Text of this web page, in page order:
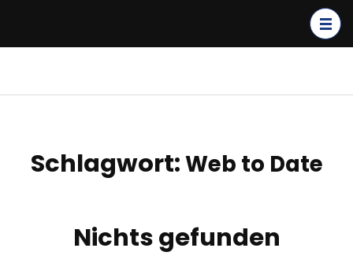
drücken)
IT-Dienstleistungen &
Schlagwort:Web to Date
Nichts gefunden